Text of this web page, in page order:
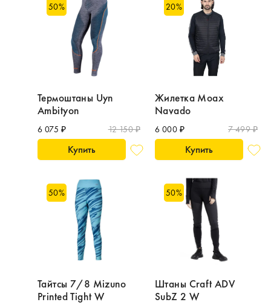
50%
Термоштаны Uyn
Ambityon
6 075 ₽ 12 150 ₽
Купить
20%
Жилетка Moax
Navado
6 000 ₽ 7 499 ₽
Купить
50%
Тайтсы 7/8 Mizuno
Printed Tight W
50%
Штаны Craft ADV
SubZ 2 W